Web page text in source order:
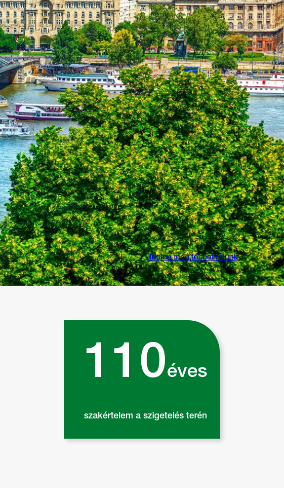
Tudjon meg többet rólunk
110éves
szakértelem a szigetelés terén